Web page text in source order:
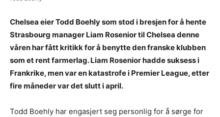
Chelsea eier Todd Boehly som stod i bresjen for å hente
Strasbourg manager Liam Rosenior til Chelsea denne
våren har fått kritikk for å benytte den franske klubben
som et rent farmerlag. Liam Rosenior hadde suksess i
Frankrike, men var en katastrofe i Premier League, etter
fire måneder var det slutt i april.
Todd Boehly har engasjert seg personlig for å sørge for